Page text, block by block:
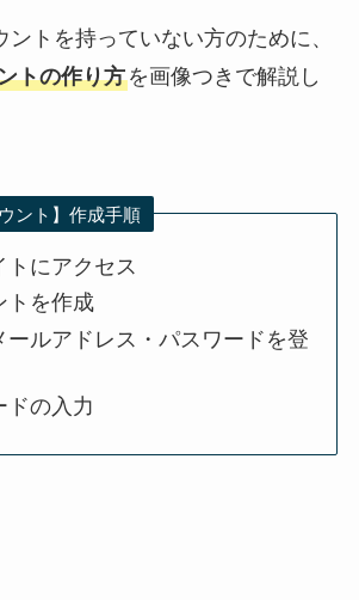
トを持っていない方のために、
トの作り方を画像つきで解説し
ント】作成手順
トにアクセス
トを作成
ールアドレス・パスワードを登
ドの入力